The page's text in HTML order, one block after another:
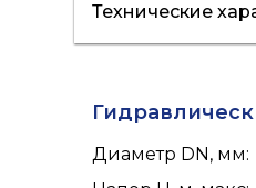
отопление
полив
Технические
Диаметр DN, мм: